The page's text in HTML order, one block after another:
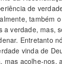
de
também
a verdade, mas,
Entretanto
vinda de
mas acolhe-nos,